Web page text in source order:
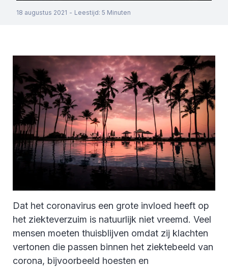
18 augustus 2021 - Leestijd: 5 Minuten
Dat het coronavirus een grote invloed heeft op
het ziekteverzuim is natuurlijk niet vreemd. Veel
mensen moeten thuisblijven omdat zij klachten
vertonen die passen binnen het ziektebeeld van
corona, bijvoorbeeld hoesten en